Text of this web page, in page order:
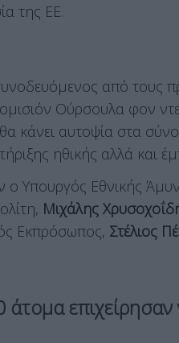
της ΕΕ.
από τους
Ούρσουλα φον
κάνει αυτοψία στα
ηθικής αλλά και
Υπουργός Εθνικής
Μιχάλης
Εκπρόσωπος, Στέλιος